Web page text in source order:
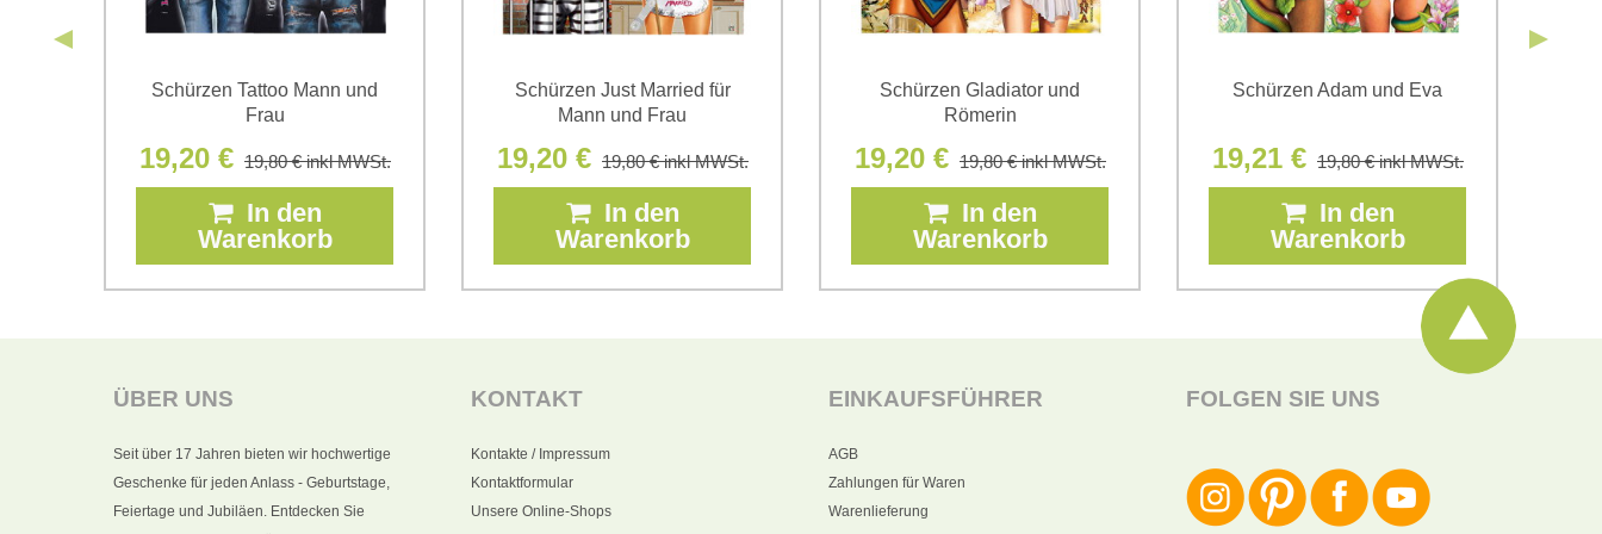
Schürzen Tattoo Mann und
Frau
19,20 € 19,80 €inkl MWSt.
In den
Warenkorb
Schürzen Just Married für
Mann und Frau
19,20 € 19,80 €inkl MWSt.
In den
Warenkorb
Schürzen Gladiator und
Römerin
19,20 € 19,80 €inkl MWSt.
In den
Warenkorb
Schürzen Adam und Eva
19,21 € 19,80 €inkl MWSt.
In den
Warenkorb
ÜBER UNS
Seit über 17 Jahren bieten wir hochwertige
Geschenke für jeden Anlass - Geburtstage,
Feiertage und Jubiläen. Entdecken Sie
KONTAKT
Kontakte / Impressum
Kontaktformular
Unsere Online-Shops
EINKAUFSFÜHRER
AGB
Zahlungen für Waren
Warenlieferung
FOLGEN SIE UNS